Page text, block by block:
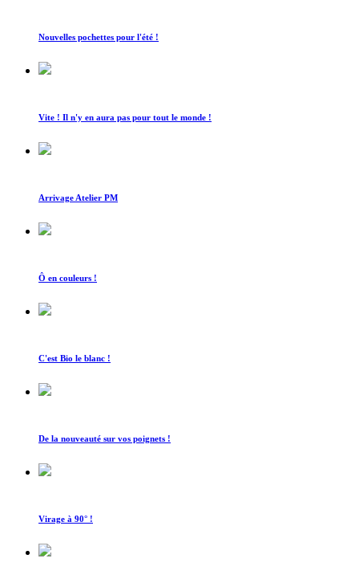
Nouvelles pochettes pour l'été !
Vite ! Il n'y en aura pas pour tout le monde !
Arrivage Atelier PM
Ô en couleurs !
C'est Bio le blanc !
De la nouveauté sur vos poignets !
Virage à 90° !